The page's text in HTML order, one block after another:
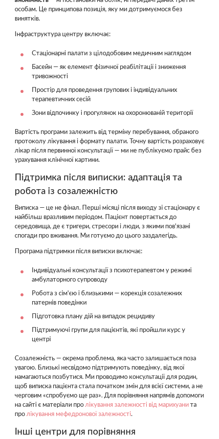
особам. Це принципова позиція, яку ми дотримуємося без
винятків.
Інфраструктура центру включає:
Стаціонарні палати з цілодобовим медичним наглядом
Басейн — як елемент фізичної реабілітації і зниження
тривожності
Простір для проведення групових і індивідуальних
терапевтичних сесій
Зони відпочинку і прогулянок на охоронюваній території
Вартість програми залежить від терміну перебування, обраного
протоколу лікування і формату палати. Точну вартість розраховує
лікар після первинної консультації — ми не публікуємо прайс без
урахування клінічної картини.
Підтримка після виписки: адаптація та
робота із созалежністю
Виписка — це не фінал. Перші місяці після виходу зі стаціонару є
найбільш вразливим періодом. Пацієнт повертається до
середовища, де є тригери, стресори і люди, з якими пов'язані
спогади про вживання. Ми готуємо до цього заздалегідь.
Програма підтримки після виписки включає:
Індивідуальні консультації з психотерапевтом у режимі
амбулаторного супроводу
Робота з сім'єю і близькими — корекція созалежних
патернів поведінки
Підготовка плану дій на випадок рецидиву
Підтримуючі групи для пацієнтів, які пройшли курс у
центрі
Созалежність — окрема проблема, яка часто залишається поза
увагою. Близькі несвідомо підтримують поведінку, від якої
намагаються позбутися. Ми проводимо консультації для родин,
щоб виписка пацієнта стала початком змін для всієї системи, а не
черговим «спробуємо ще раз». Для порівняння напрямів допомоги
на сайті є матеріали про лікування залежності від марихуани та
про лікування мефедронової залежності.
Інші центри для порівняння